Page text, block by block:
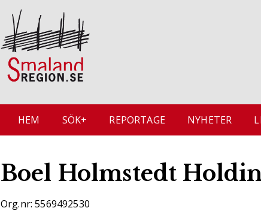
HEM SÖK+ REPORTAGE NYHETER
Boel Holmstedt
Org.nr: 5569492530